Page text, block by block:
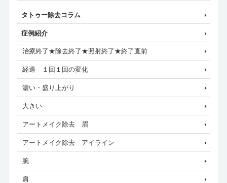
タトゥー除去コラム
症例紹介
治療終了★除去終了★照射終了★終了直前
経過 １回１回の変化
濃い・盛り上がり
大きい
アートメイク除去 眉
アートメイク除去 アイライン
腕
肩